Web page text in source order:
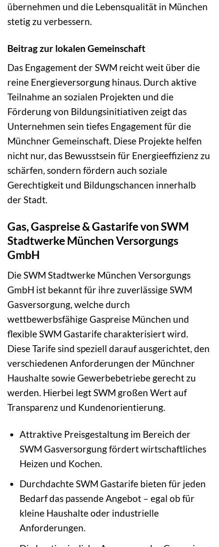
übernehmen und die Lebensqualität in München
stetig zu verbessern.
Beitrag zur lokalen Gemeinschaft
Das Engagement der SWM reicht weit über die
reine Energieversorgung hinaus. Durch aktive
Teilnahme an sozialen Projekten und die
Förderung von Bildungsinitiativen zeigt das
Unternehmen sein tiefes Engagement für die
Münchner Gemeinschaft. Diese Projekte helfen
nicht nur, das Bewusstsein für Energieeffizienz zu
schärfen, sondern fördern auch soziale
Gerechtigkeit und Bildungschancen innerhalb
der Stadt.
Gas, Gaspreise & Gastarife von SWM
Stadtwerke München Versorgungs
GmbH
Die SWM Stadtwerke München Versorgungs
GmbH ist bekannt für ihre zuverlässige SWM
Gasversorgung, welche durch
wettbewerbsfähige Gaspreise München und
flexible SWM Gastarife charakterisiert wird.
Diese Tarife sind speziell darauf ausgerichtet, den
verschiedenen Anforderungen der Münchner
Haushalte sowie Gewerbebetriebe gerecht zu
werden. Hierbei legt SWM großen Wert auf
Transparenz und Kundenorientierung.
Attraktive Preisgestaltung im Bereich der
SWM Gasversorgung fördert wirtschaftliches
Heizen und Kochen.
Durchdachte SWM Gastarife bieten für jeden
Bedarf das passende Angebot – egal ob für
kleine Haushalte oder industrielle
Anforderungen.